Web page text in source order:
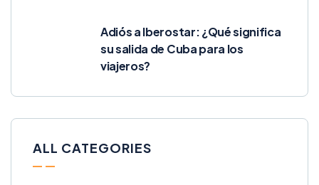
Adiós a Iberostar: ¿Qué significa
su salida de Cuba para los
viajeros?
ALL CATEGORIES